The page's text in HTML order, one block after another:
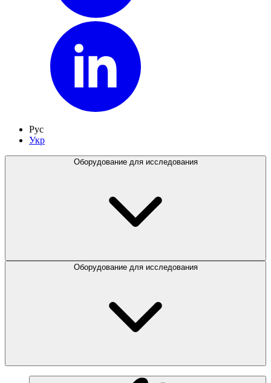
Рус
Укр
Оборудование для исследования
Оборудование для исследования